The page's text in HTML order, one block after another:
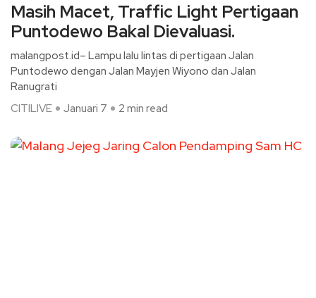
Masih Macet, Traffic Light Pertigaan
Puntodewo Bakal Dievaluasi.
malangpost.id– Lampu lalu lintas di pertigaan Jalan
Puntodewo dengan Jalan Mayjen Wiyono dan Jalan
Ranugrati
CITILIVE
Januari 7 2 min read